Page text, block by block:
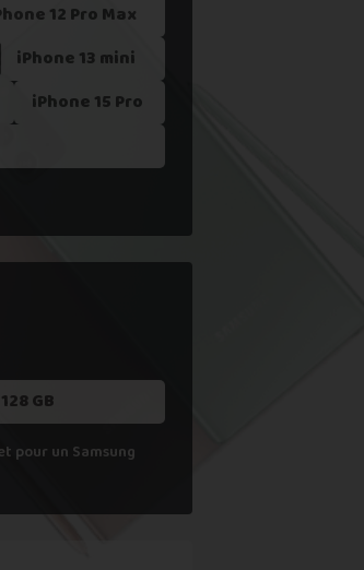
pas.
12 Pro Max
iPhone 13 mini
iPhone 15 Pro
128 GB
pour un Samsung